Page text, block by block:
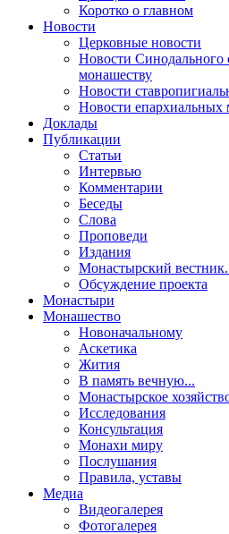
Коротко о главном
Новости
Церковные новости
Новости Синодального
монашеству
Новости
Новости епархиальных
Доклады
Публикации
Статьи
Интервью
Комментарии
Беседы
Слова
Проповеди
Издания
Монастырский
Обсуждение проекта
Монастыри
Монашество
Новоначальному
Аскетика
Жития
В память вечную...
Монастырское
Исследования
Консультация
Монахи миру
Послушания
Правила, уставы
Медиа
Видеогалерея
Фотогалерея